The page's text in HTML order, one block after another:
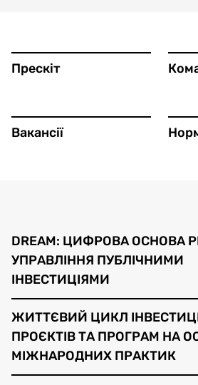
Прескіт
Вакансії
DREAM: ЦИФРОВА ОСНОВА
УПРАВЛІННЯ ПУБЛІЧНИМИ
ІНВЕСТИЦІЯМИ
ЖИТТЄВИЙ ЦИКЛ
ПРОЄКТІВ ТА ПРОГРАМ НА
МІЖНАРОДНИХ ПРАКТИК